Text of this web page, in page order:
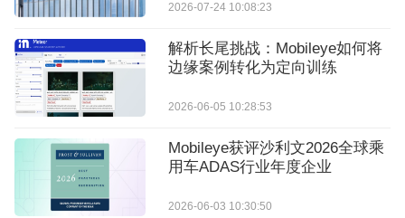
2026-07-24 10:08:23
解析长尾挑战：Mobileye如何将
边缘案例转化为定向训练
2026-06-05 10:28:53
Mobileye获评沙利文2026全球乘
用车ADAS行业年度企业
2026-06-03 10:30:50